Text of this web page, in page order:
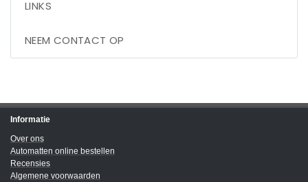
LINKS
NEEM CONTACT OP
Informatie
Over ons
Automatten online bestellen
Recensies
Algemene voorwaarden